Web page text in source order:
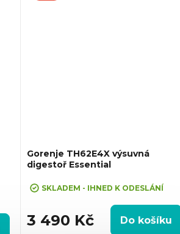
Gorenje TH62E4X výsuvná
digestoř Essential
SKLADEM - IHNED K ODESLÁNÍ
3 490 Kč Do košíku